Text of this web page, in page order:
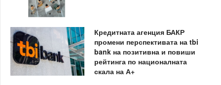
Кредитната агенция БАКР
промени перспективата на tbi
bank на позитивна и повиши
рейтинга по националната
скала на А+